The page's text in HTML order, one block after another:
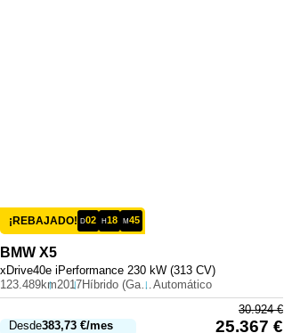
¡REBAJADO! D02 H18 M45
BMW X5
xDrive40e iPerformance 230 kW (313 CV)
123.489km2017 Híbrido (Gasolina) Automático
Desde383,73 €/mes
30.924€
25.367 €